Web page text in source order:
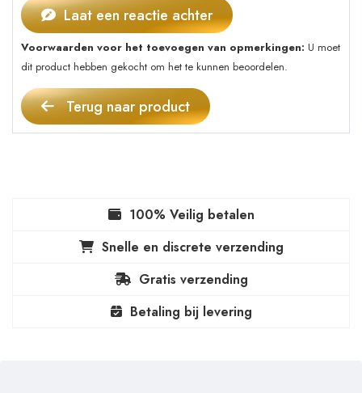
Laat een reactie achter
Voorwaarden voor het toevoegen van opmerkingen: U moet
dit product hebben gekocht om het te kunnen beoordelen.
Terug naar product
100% Veilig betalen
Snelle en discrete verzending
Gratis verzending
Betaling bij levering